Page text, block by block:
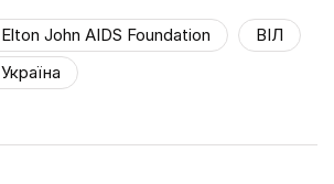
Elton John AIDS Foundation
ВІЛ
Україна